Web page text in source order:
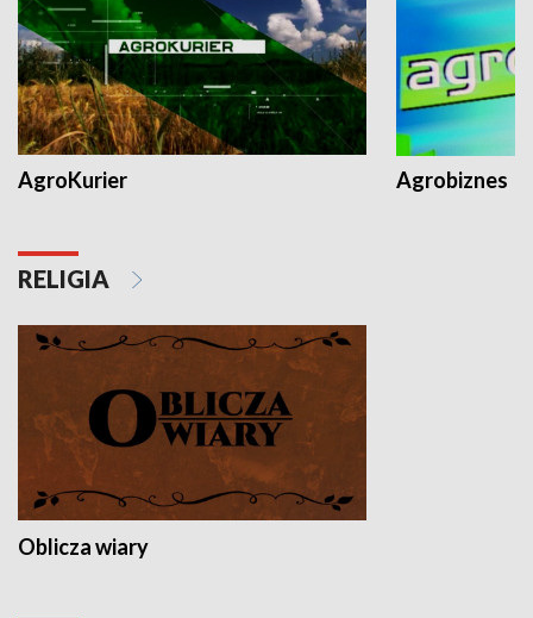
AgroKurier Agrobiznes
RELIGIA
Oblicza wiary